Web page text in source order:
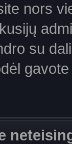
nors
su